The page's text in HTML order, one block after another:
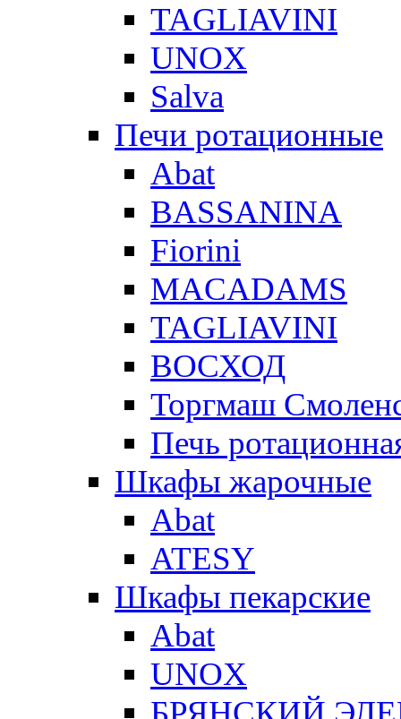
TAGLIAVINI
UNOX
Salva
Печи ротационные
Abat
BASSANINA
Fiorini
MACADAMS
TAGLIAVINI
ВОСХОД
Торгмаш
Печь
Шкафы жарочные
Abat
ATESY
Шкафы пекарские
Abat
UNOX